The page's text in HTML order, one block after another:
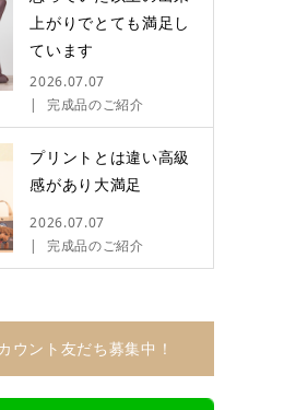
上がりでとても満足し
ています
2026.07.07
完成品のご紹介
プリントとは違い高級
感があり大満足
2026.07.07
完成品のご紹介
ウント友だち募集中！